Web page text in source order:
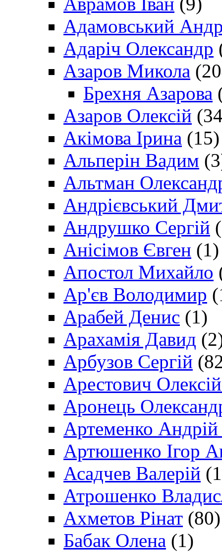
Адамовський
Адаріч Олександр
Азаров Микола
Брехня Азарова
Азаров Олексій
Акімова Ірина (15)
Альперін Вадим
Альтман
Андрієвський
Андрушко Сергій
Анісімов Євген (1)
Апостол Михайло
Ар'єв Володимир
Арабей Денис (1)
Арахамія Давид
Арбузов Сергій
Арестович
Аронець
Артеменко Андрій
Артюшенко Ігор
Асадчев Валерій
Атрошенко
Ахметов Рінат (80)
Бабак Олена (1)